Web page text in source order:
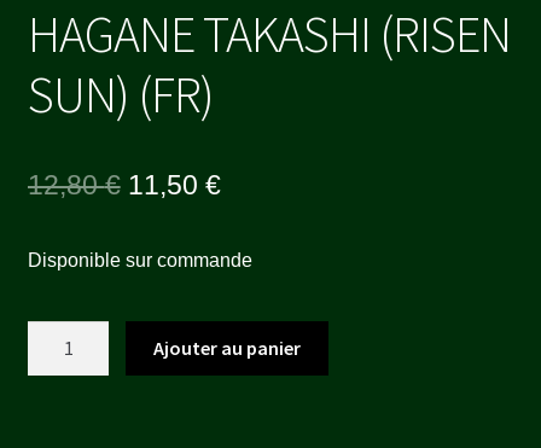
HAGANE TAKASHI (RISEN
SUN) (FR)
12,80€ Le
initial
était :
12,80 €.
11,50 €Le
actuel
est :
11,50 €.
Disponible sur commande
Ajouter au panier